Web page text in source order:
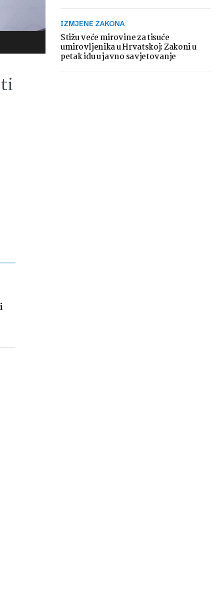
IZMJENE ZAKONA
Stižu veće mirovine za tisuće
umirovljenika u Hrvatskoj: Zakoni u
petak idu u javno savjetovanje